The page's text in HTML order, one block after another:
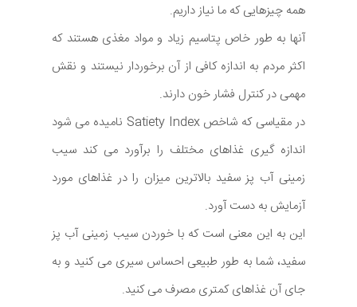
همه چیزهایی که ما نیاز داریم.
آنها به طور خاص پتاسیم زیاد و مواد مغذی هستند که
اکثر مردم به اندازه کافی از آن برخوردار نیستند و نقش
مهمی در کنترل فشار خون دارند.
در مقیاسی که شاخص Satiety Index نامیده می شود
اندازه گیری غذاهای مختلف را برآورد می کند سیب
زمینی آب پز سفید بالاترین میزان را در غذاهای مورد
آزمایش به دست آورد.
این به این معنی است که با خوردن سیب زمینی آب پز
سفید، شما به طور طبیعی احساس سیری می کنید و به
جای آن غذاهای کمتری مصرف می کنید.